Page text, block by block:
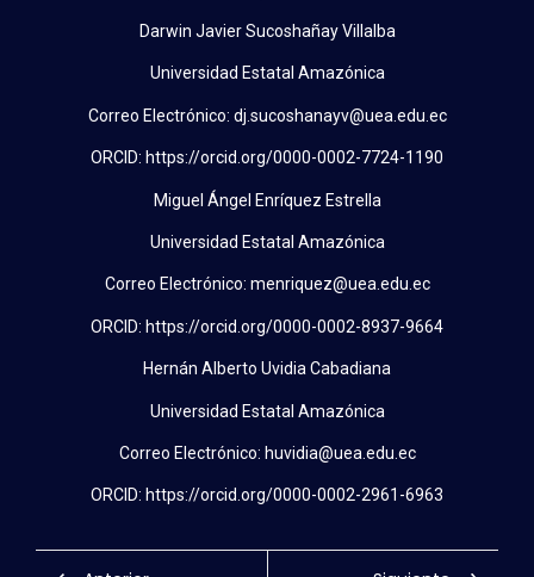
Darwin Javier Sucoshañay Villalba
Universidad Estatal Amazónica
Correo Electrónico: dj.sucoshanayv@uea.edu.ec
ORCID: https://orcid.org/0000-0002-7724-1190
Miguel Ángel Enríquez Estrella
Universidad Estatal Amazónica
Correo Electrónico: menriquez@uea.edu.ec
ORCID: https://orcid.org/0000-0002-8937-9664
Hernán Alberto Uvidia Cabadiana
Universidad Estatal Amazónica
Correo Electrónico: huvidia@uea.edu.ec
ORCID: https://orcid.org/0000-0002-2961-6963